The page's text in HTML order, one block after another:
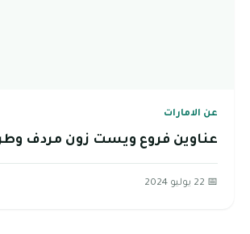
عن الامارات
عناوين فروع ويست زون مردف
📅 22 يوليو 2024